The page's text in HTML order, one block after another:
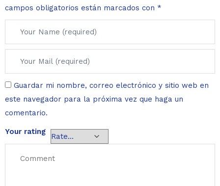
campos obligatorios están marcados con *
Guardar mi nombre, correo electrónico y sitio web en
este navegador para la próxima vez que haga un
comentario.
Your rating